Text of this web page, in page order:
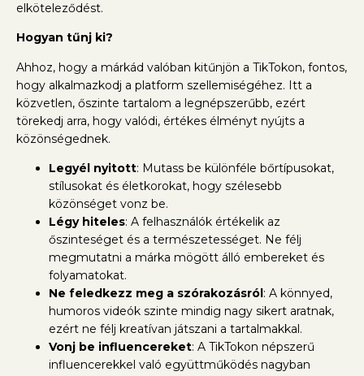
elköteleződést.
Hogyan tűnj ki?
Ahhoz, hogy a márkád valóban kitűnjön a TikTokon, fontos,
hogy alkalmazkodj a platform szellemiségéhez. Itt a
közvetlen, őszinte tartalom a legnépszerűbb, ezért
törekedj arra, hogy valódi, értékes élményt nyújts a
közönségednek.
Legyél nyitott: Mutass be különféle bőrtípusokat,
stílusokat és életkorokat, hogy szélesebb
közönséget vonz be.
Légy hiteles: A felhasználók értékelik az
őszinteséget és a természetességet. Ne félj
megmutatni a márka mögött álló embereket és
folyamatokat.
Ne feledkezz meg a szórakozásról: A könnyed,
humoros videók szinte mindig nagy sikert aratnak,
ezért ne félj kreatívan játszani a tartalmakkal.
Vonj be influencereket: A TikTokon népszerű
influencerekkel való együttműködés nagyban